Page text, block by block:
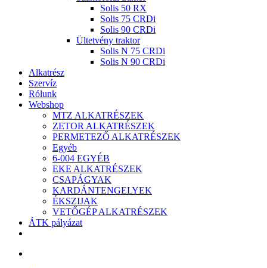
Solis 50 RX
Solis 75 CRDi
Solis 90 CRDi
Ültetvény traktor
Solis N 75 CRDi
Solis N 90 CRDi
Alkatrész
Szervíz
Rólunk
Webshop
MTZ ALKATRÉSZEK
ZETOR ALKATRÉSZEK
PERMETEZŐ ALKATRÉSZEK
Egyéb
6-004 EGYÉB
EKE ALKATRÉSZEK
CSAPÁGYAK
KARDÁNTENGELYEK
ÉKSZIJAK
VETŐGÉP ALKATRÉSZEK
ÁTK pályázat